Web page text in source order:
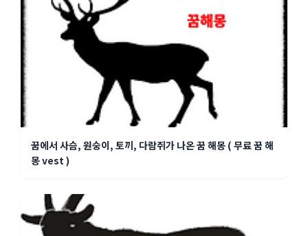
꿈에서 사슴, 원숭이, 토끼, 다람쥐가 나온 꿈 해몽 ( 무료 꿈 해
몽 vest )